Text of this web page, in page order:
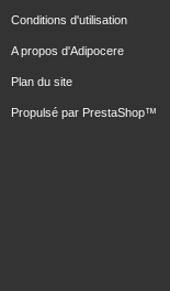
Conditions d'utilisation
A propos d'Adipocere
Plan du site
Propulsé par PrestaShop™